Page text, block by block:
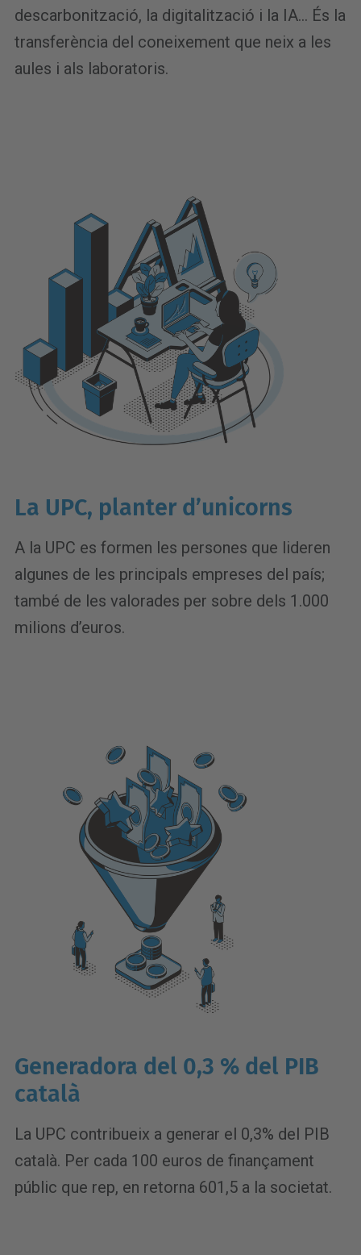
descarbonització, la digitalització i la IA... És la
transferència del coneixement que neix a les
aules i als laboratoris.
La UPC, planter d’unicorns
A la UPC es formen les persones que lideren
algunes de les principals empreses del país;
també de les valorades per sobre dels 1.000
milions d’euros.
Generadora del 0,3 % del PIB
català
La UPC contribueix a generar el 0,3% del PIB
català. Per cada 100 euros de finançament
públic que rep, en retorna 601,5 a la societat.